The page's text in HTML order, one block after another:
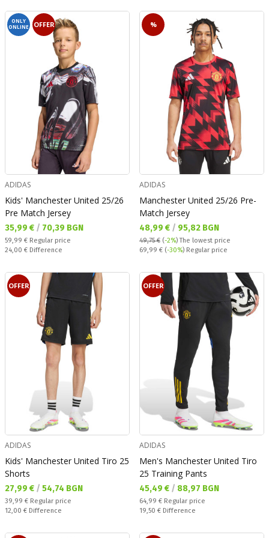
ONLY
ONLINE
OFFER
ADIDAS
Kids' Manchester United 25/26
Pre Match Jersey
Текуща цена:
35,99 € / 70,39 BGN
Regular price:
59,99 € Regular price
Спестявате:
24,00 € Difference
%
ADIDAS
Manchester United 25/26 Pre-
Match Jersey
Текуща цена:
48,99 € / 95,82 BGN
49,75 € (-2%)The lowest price
Regular price:
69,99 € (-30%) Regular price
OFFER
ADIDAS
Kids' Manchester United Tiro 25
Shorts
Текуща цена:
27,99 € / 54,74 BGN
Regular price:
39,99 € Regular price
Спестявате:
12,00 € Difference
OFFER
ADIDAS
Men's Manchester United Tiro
25 Training Pants
Текуща цена:
45,49 € / 88,97 BGN
Regular price:
64,99 € Regular price
Спестявате:
19,50 € Difference